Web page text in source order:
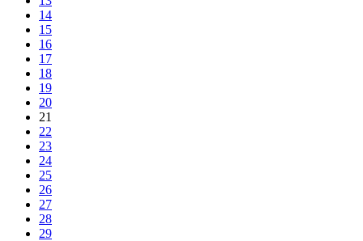
14
15
16
17
18
19
20
21
22
23
24
25
26
27
28
29